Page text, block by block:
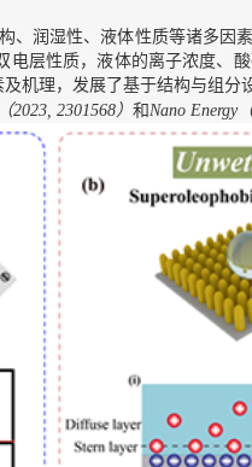
润湿性、液体性质等诸多因
层性质，液体的离子浓度、
机理，发展了基于结构与组分
2023, 2301568） 和Nano Energy